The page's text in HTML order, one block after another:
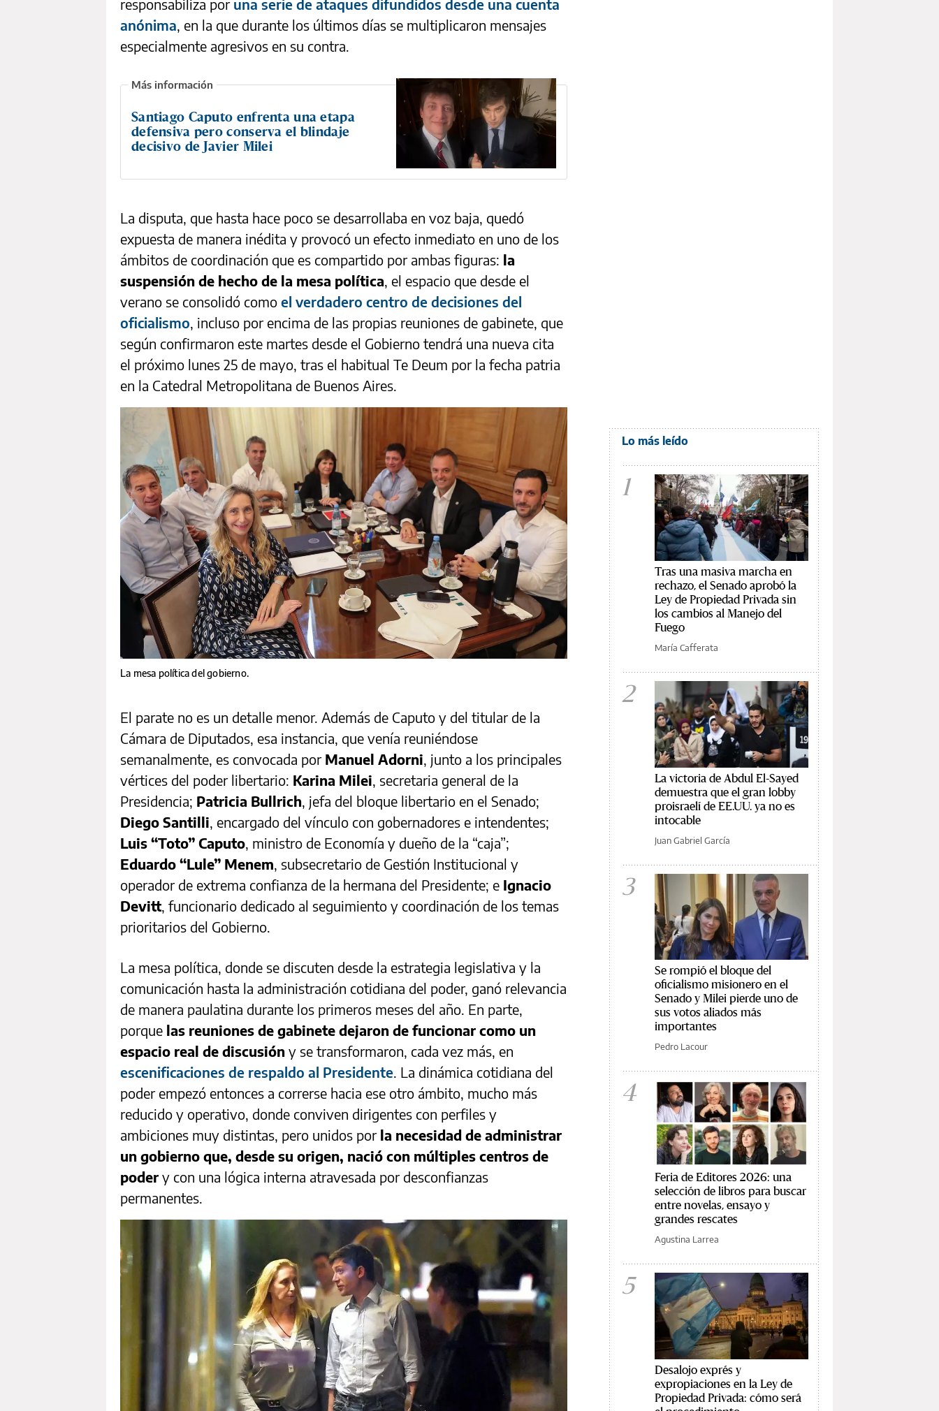
responsabiliza por una serie de ataques difundidos desde una cuenta
anónima, en la que durante los últimos días se multiplicaron mensajes
especialmente agresivos en su contra.
Santiago Caputo enfrenta una etapa
defensiva pero conserva el blindaje
decisivo de Javier Milei
La disputa, que hasta hace poco se desarrollaba en voz baja, quedó
expuesta de manera inédita y provocó un efecto inmediato en uno de los
ámbitos de coordinación que es compartido por ambas figuras: la
suspensión de hecho de la mesa política, el espacio que desde el
verano se consolidó como el verdadero centro de decisiones del
oficialismo, incluso por encima de las propias reuniones de gabinete, que
según confirmaron este martes desde el Gobierno tendrá una nueva cita
el próximo lunes 25 de mayo, tras el habitual Te Deum por la fecha patria
en la Catedral Metropolitana de Buenos Aires.
La mesa política del gobierno.
El parate no es un detalle menor. Además de Caputo y del titular de la
Cámara de Diputados, esa instancia, que venía reuniéndose
semanalmente, es convocada por Manuel Adorni, junto a los principales
vértices del poder libertario: Karina Milei, secretaria general de la
Presidencia; Patricia Bullrich, jefa del bloque libertario en el Senado;
Diego Santilli, encargado del vínculo con gobernadores e intendentes;
Luis “Toto” Caputo, ministro de Economía y dueño de la “caja”;
Eduardo “Lule” Menem, subsecretario de Gestión Institucional y
operador de extrema confianza de la hermana del Presidente; e Ignacio
Devitt, funcionario dedicado al seguimiento y coordinación de los temas
prioritarios del Gobierno.
La mesa política, donde se discuten desde la estrategia legislativa y la
comunicación hasta la administración cotidiana del poder, ganó relevancia
de manera paulatina durante los primeros meses del año. En parte,
porque las reuniones de gabinete dejaron de funcionar como un
espacio real de discusión y se transformaron, cada vez más, en
escenificaciones de respaldo al Presidente. La dinámica cotidiana del
poder empezó entonces a correrse hacia ese otro ámbito, mucho más
reducido y operativo, donde conviven dirigentes con perfiles y
ambiciones muy distintas, pero unidos por la necesidad de administrar
un gobierno que, desde su origen, nació con múltiples centros de
poder y con una lógica interna atravesada por desconfianzas
permanentes.
Lo más leído
1
Tras una masiva marcha en
rechazo, el Senado aprobó la
Ley de Propiedad Privada sin
los cambios al Manejo del
Fuego
María Cafferata
2
La victoria de Abdul El-Sayed
demuestra que el gran lobby
proisraelí de EE.UU. ya no es
intocable
Juan Gabriel García
3
Se rompió el bloque del
oficialismo misionero en el
Senado y Milei pierde uno de
sus votos aliados más
importantes
Pedro Lacour
4
Feria de Editores 2026: una
selección de libros para buscar
entre novelas, ensayo y
grandes rescates
Agustina Larrea
5
Desalojo exprés y
expropiaciones en la Ley de
Propiedad Privada: cómo será